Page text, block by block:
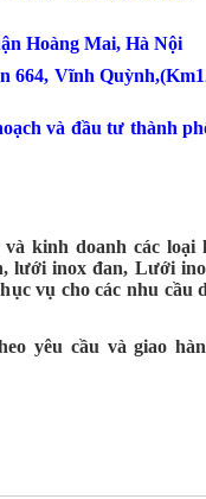
Hoàng Mai, Hà Nội
664, Vĩnh
và đầu tư thành
kinh doanh các loại
lưới inox đan, Lưới
vụ cho các nhu cầu
yêu cầu và giao